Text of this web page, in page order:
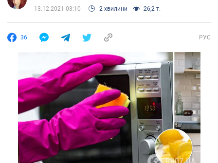
13.12.2021 03:10 2 хвилини 26,2 т.
36 РУС